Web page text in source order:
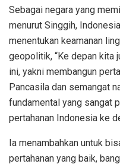
Sebagai negara yang
menurut Singgih,
menentukan keamanan
geopolitik, “Ke depan kita
ini, yakni membangun
Pancasila dan semangat
fundamental yang sangat
pertahanan Indonesia ke
Ia menambahkan untuk
pertahanan yang baik,